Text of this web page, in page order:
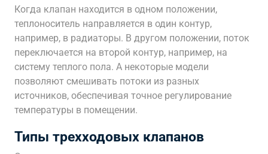
Когда клапан находится в одном положении,
теплоноситель направляется в один контур,
например, в радиаторы. В другом положении, поток
переключается на второй контур, например, на
систему теплого пола. А некоторые модели
позволяют смешивать потоки из разных
источников, обеспечивая точное регулирование
температуры в помещении.
Типы трехходовых клапанов